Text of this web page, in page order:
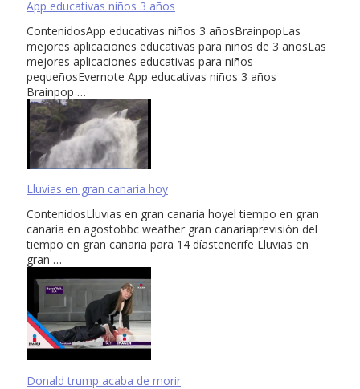
App educativas niños 3 años
ContenidosApp educativas niños 3 añosBrainpopLas
mejores aplicaciones educativas para niños de 3 añosLas
mejores aplicaciones educativas para niños
pequeñosEvernote App educativas niños 3 años
Brainpop …
Lluvias en gran canaria hoy
ContenidosLluvias en gran canaria hoyel tiempo en gran
canaria en agostobbc weather gran canariaprevisión del
tiempo en gran canaria para 14 díastenerife Lluvias en
gran …
Donald trump acaba de morir